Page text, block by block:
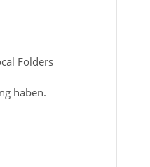
Folders
haben.